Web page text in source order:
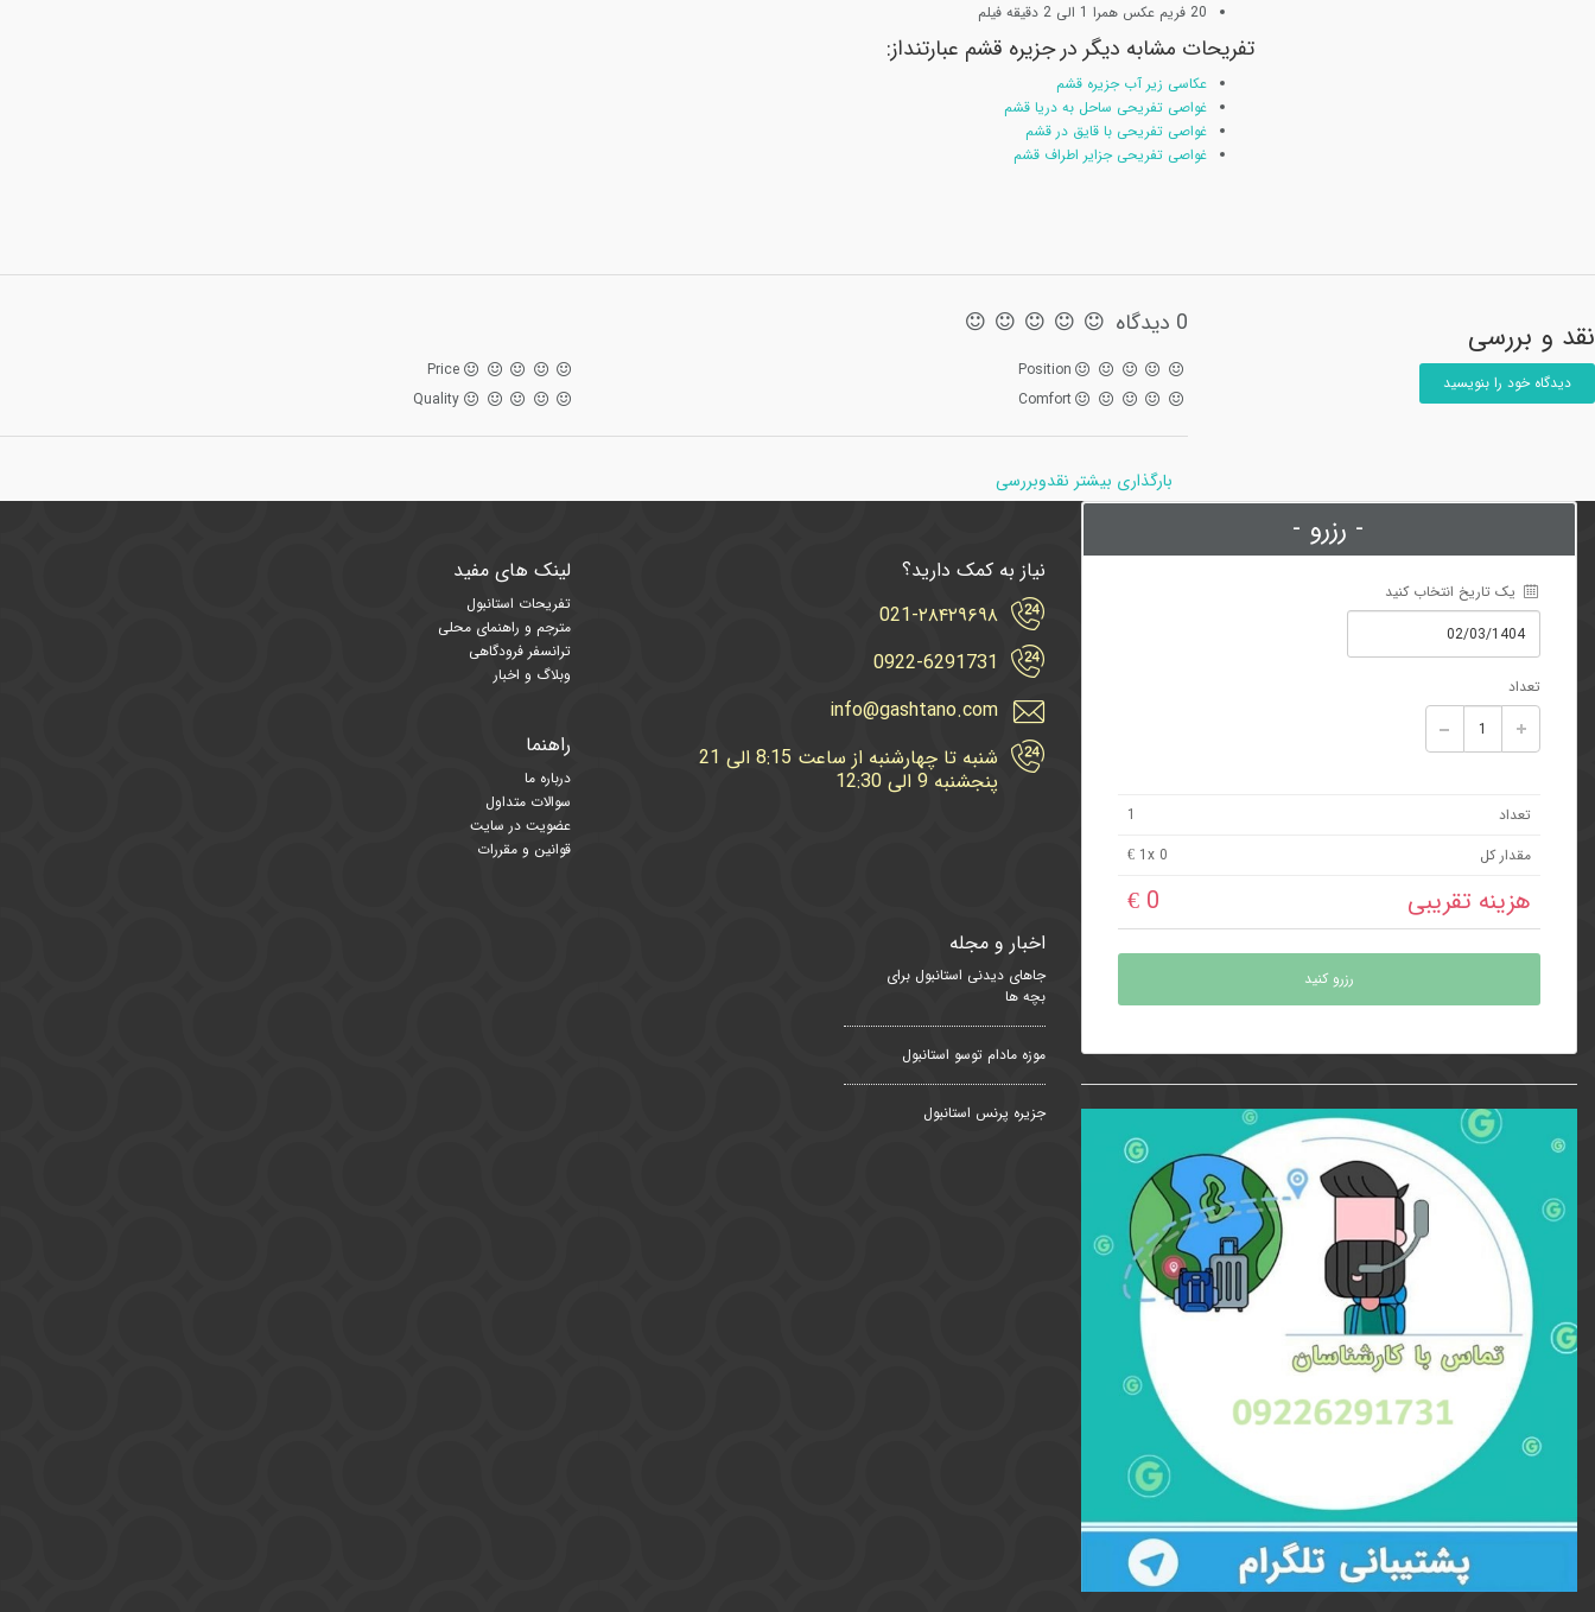
20 فریم عکس همرا 1 الی 2 دقیقه فیلم
تفریحات مشابه دیگر در جزیره قشم عبارتنداز:
عکاسی زیر آب جزیره قشم
غواصی تفریحی ساحل به دریا قشم
غواصی تفریحی با قایق در قشم
غواصی تفریحی جزایر اطراف قشم
نقد و بررسی
دیدگاه خود را بنویسید
0 دیدگاه
Position
Comfort
Price
Quality
بارگذاری بیشتر نقدوبررسی
- رزرو -
یک تاریخ انتخاب کنید
تعداد
تعداد
1
مقدار کل
1x 0 €
هزینه تقریبی 0 €
رزرو کنید
نیاز به کمک دارید؟
021-۲۸۴۲۹۶۹۸
0922-6291731
info@gashtano.com
شنبه تا چهارشنبه از ساعت 8:15 الی 21
پنجشنبه 9 الی 12:30
لینک های مفید
تفریحات استانبول
مترجم و راهنمای محلی
ترانسفر فرودگاهی
وبلاگ و اخبار
راهنما
درباره ما
سوالات متداول
عضویت در سایت
قوانین و مقررات
اخبار و مجله
جاهای دیدنی استانبول برای
بچه ها
موزه مادام توسو استانبول
جزیره پرنس استانبول